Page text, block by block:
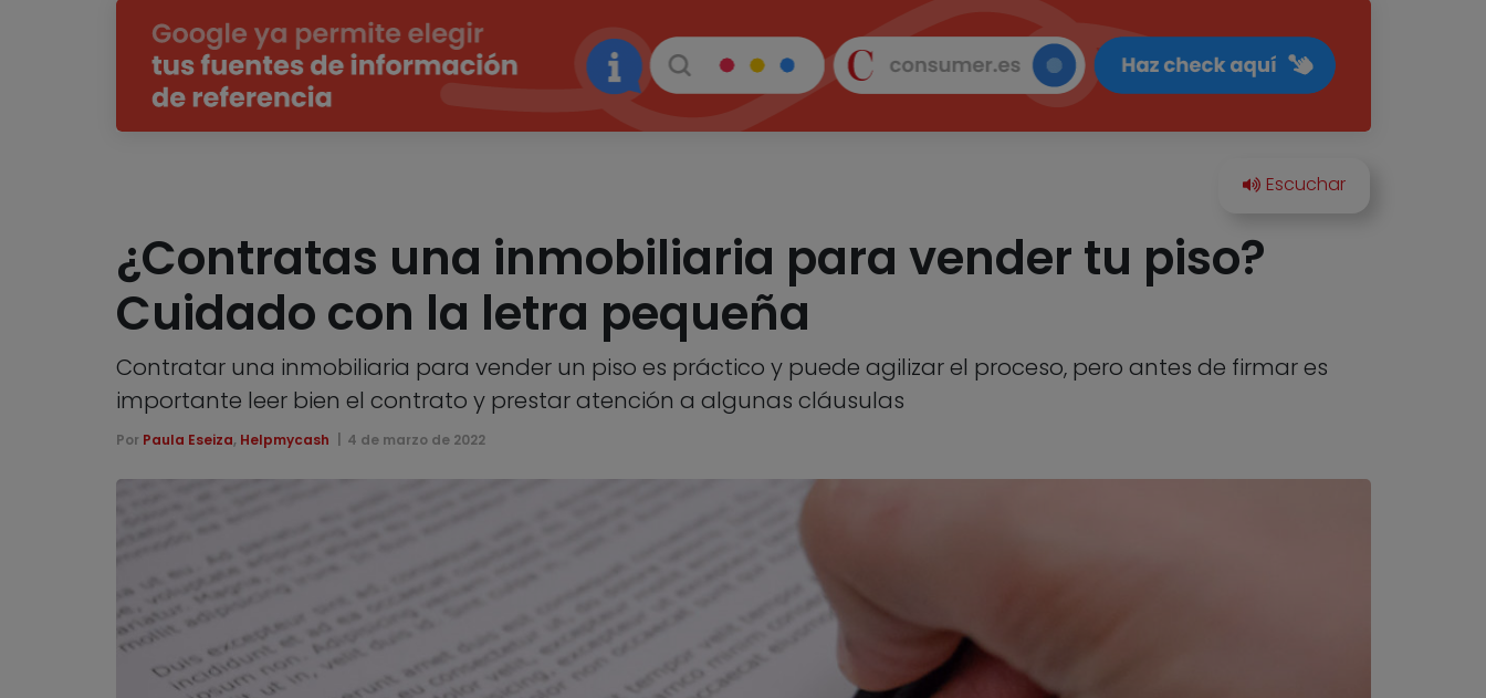
¿Contratas una inmobiliaria para vender tu piso?
Cuidado con la letra pequeña
Contratar una inmobiliaria para vender un piso es práctico y puede agilizar el proceso, pero antes de firmar es
importante leer bien el contrato y prestar atención a algunas cláusulas
Por Paula Eseiza, Helpmycash 4 de marzo de 2022